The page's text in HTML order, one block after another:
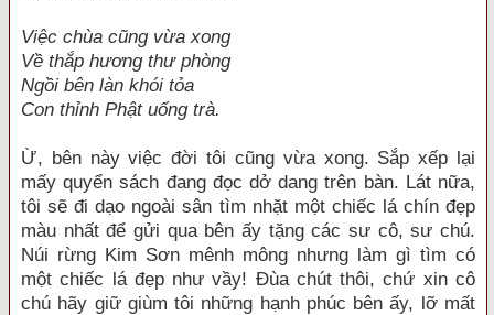
Việc chùa cũng vừa xong
Về thắp hương thư phòng
Ngồi bên làn khói tỏa
Con thỉnh Phật uống trà.
Ừ, bên này việc đời tôi cũng vừa xong. Sắp xếp lại
mấy quyển sách đang đọc dở dang trên bàn. Lát nữa,
tôi sẽ đi dạo ngoài sân tìm nhặt một chiếc lá chín đẹp
màu nhất để gửi qua bên ấy tặng các sư cô, sư chú.
Núi rừng Kim Sơn mênh mông nhưng làm gì tìm có
một chiếc lá đẹp như vầy! Đùa chút thôi, chứ xin cô
chú hãy giữ giùm tôi những hạnh phúc bên ấy, lỡ mất